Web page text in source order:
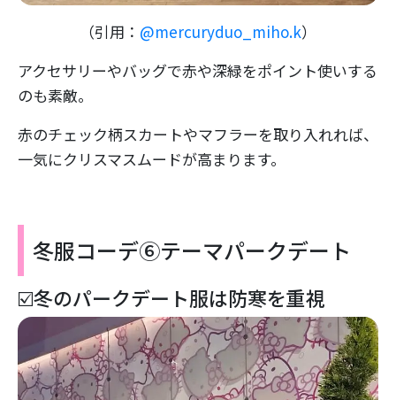
（引用： @mercuryduo_miho.k）
アクセサリーやバッグで赤や深緑をポイント使いする
のも素敵。
赤のチェック柄スカートやマフラーを取り入れれば、
一気にクリスマスムードが高まります。
冬服コーデ⑥テーマパークデート
☑️冬のパークデート服は防寒を重視